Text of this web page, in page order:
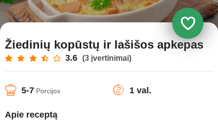
Žiedinių kopūstų ir lašišos apkepas
3.6 (3 įvertinimai)
5-7 Porcijos 1 val.
Apie receptą